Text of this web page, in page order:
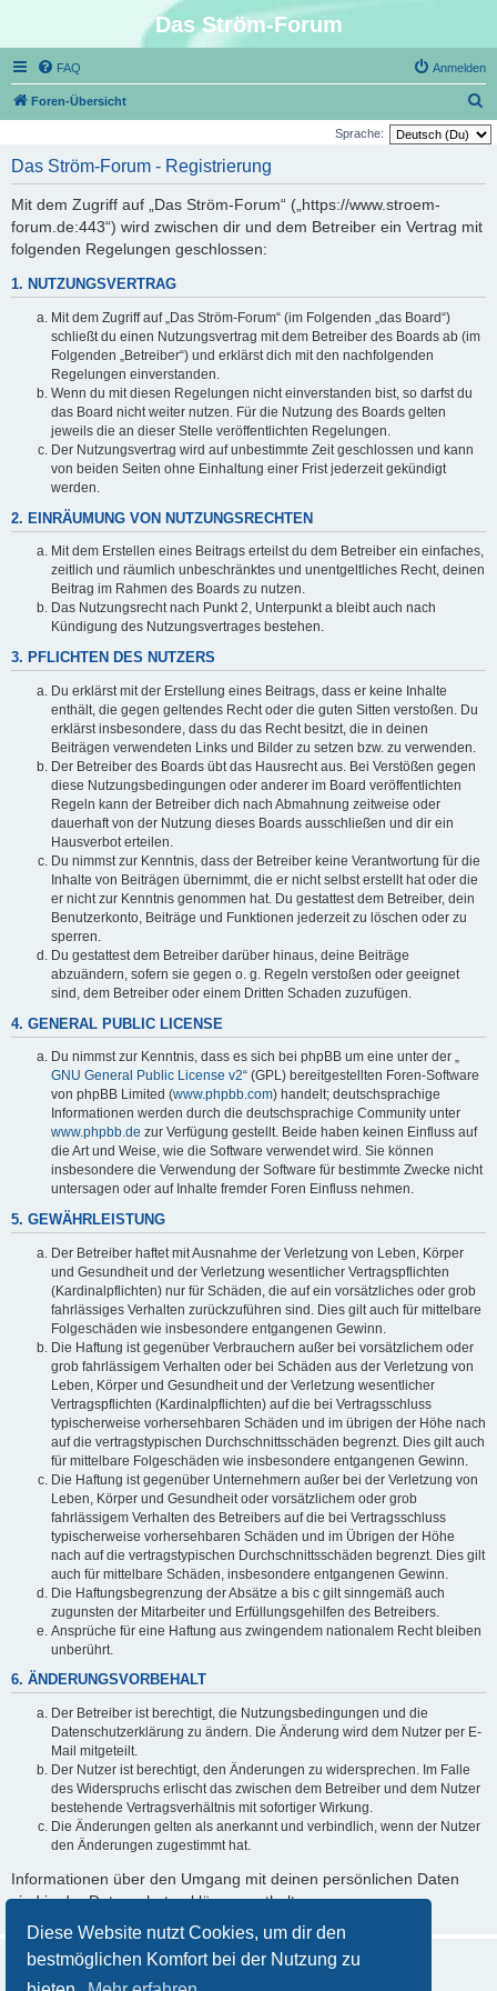
Diese Website nutzt Cookies, um dir den
bestmöglichen Komfort bei der Nutzung zu
Das Ström-Forum
FAQ Anmelden
Foren-Übersicht
u
Sprache:
Das Ström-Forum - Registrierung
Mit dem Zugriff auf „Das Ström-Forum“ („https://www.stroem-
forum.de:443“) wird zwischen dir und dem Betreiber ein Vertrag mit
folgenden Regelungen geschlossen:
1. NUTZUNGSVERTRAG
Mit dem Zugriff auf „Das Ström-Forum“ (im Folgenden „das Board“)
schließt du einen Nutzungsvertrag mit dem Betreiber des Boards ab (im
Folgenden „Betreiber“) und erklärst dich mit den nachfolgenden
Regelungen einverstanden.
Wenn du mit diesen Regelungen nicht einverstanden bist, so darfst du
das Board nicht weiter nutzen. Für die Nutzung des Boards gelten
jeweils die an dieser Stelle veröffentlichten Regelungen.
Der Nutzungsvertrag wird auf unbestimmte Zeit geschlossen und kann
von beiden Seiten ohne Einhaltung einer Frist jederzeit gekündigt
werden.
2. EINRÄUMUNG VON NUTZUNGSRECHTEN
Mit dem Erstellen eines Beitrags erteilst du dem Betreiber ein einfaches,
zeitlich und räumlich unbeschränktes und unentgeltliches Recht, deinen
Beitrag im Rahmen des Boards zu nutzen.
Das Nutzungsrecht nach Punkt 2, Unterpunkt a bleibt auch nach
Kündigung des Nutzungsvertrages bestehen.
3. PFLICHTEN DES NUTZERS
Du erklärst mit der Erstellung eines Beitrags, dass er keine Inhalte
enthält, die gegen geltendes Recht oder die guten Sitten verstoßen. Du
erklärst insbesondere, dass du das Recht besitzt, die in deinen
Beiträgen verwendeten Links und Bilder zu setzen bzw. zu verwenden.
Der Betreiber des Boards übt das Hausrecht aus. Bei Verstößen gegen
diese Nutzungsbedingungen oder anderer im Board veröffentlichten
Regeln kann der Betreiber dich nach Abmahnung zeitweise oder
dauerhaft von der Nutzung dieses Boards ausschließen und dir ein
Hausverbot erteilen.
Du nimmst zur Kenntnis, dass der Betreiber keine Verantwortung für die
Inhalte von Beiträgen übernimmt, die er nicht selbst erstellt hat oder die
er nicht zur Kenntnis genommen hat. Du gestattest dem Betreiber, dein
Benutzerkonto, Beiträge und Funktionen jederzeit zu löschen oder zu
sperren.
Du gestattest dem Betreiber darüber hinaus, deine Beiträge
abzuändern, sofern sie gegen o. g. Regeln verstoßen oder geeignet
sind, dem Betreiber oder einem Dritten Schaden zuzufügen.
4. GENERAL PUBLIC LICENSE
Du nimmst zur Kenntnis, dass es sich bei phpBB um eine unter der „
GNU General Public License v2“ (GPL) bereitgestellten Foren-Software
von phpBB Limited (www.phpbb.com) handelt; deutschsprachige
Informationen werden durch die deutschsprachige Community unter
www.phpbb.de zur Verfügung gestellt. Beide haben keinen Einfluss auf
die Art und Weise, wie die Software verwendet wird. Sie können
insbesondere die Verwendung der Software für bestimmte Zwecke nicht
untersagen oder auf Inhalte fremder Foren Einfluss nehmen.
5. GEWÄHRLEISTUNG
Der Betreiber haftet mit Ausnahme der Verletzung von Leben, Körper
und Gesundheit und der Verletzung wesentlicher Vertragspflichten
(Kardinalpflichten) nur für Schäden, die auf ein vorsätzliches oder grob
fahrlässiges Verhalten zurückzuführen sind. Dies gilt auch für mittelbare
Folgeschäden wie insbesondere entgangenen Gewinn.
Die Haftung ist gegenüber Verbrauchern außer bei vorsätzlichem oder
grob fahrlässigem Verhalten oder bei Schäden aus der Verletzung von
Leben, Körper und Gesundheit und der Verletzung wesentlicher
Vertragspflichten (Kardinalpflichten) auf die bei Vertragsschluss
typischerweise vorhersehbaren Schäden und im übrigen der Höhe nach
auf die vertragstypischen Durchschnittsschäden begrenzt. Dies gilt auch
für mittelbare Folgeschäden wie insbesondere entgangenen Gewinn.
Die Haftung ist gegenüber Unternehmern außer bei der Verletzung von
Leben, Körper und Gesundheit oder vorsätzlichem oder grob
fahrlässigem Verhalten des Betreibers auf die bei Vertragsschluss
typischerweise vorhersehbaren Schäden und im Übrigen der Höhe
nach auf die vertragstypischen Durchschnittsschäden begrenzt. Dies gilt
auch für mittelbare Schäden, insbesondere entgangenen Gewinn.
Die Haftungsbegrenzung der Absätze a bis c gilt sinngemäß auch
zugunsten der Mitarbeiter und Erfüllungsgehilfen des Betreibers.
Ansprüche für eine Haftung aus zwingendem nationalem Recht bleiben
unberührt.
6. ÄNDERUNGSVORBEHALT
Der Betreiber ist berechtigt, die Nutzungsbedingungen und die
Datenschutzerklärung zu ändern. Die Änderung wird dem Nutzer per E-
Mail mitgeteilt.
Der Nutzer ist berechtigt, den Änderungen zu widersprechen. Im Falle
des Widerspruchs erlischt das zwischen dem Betreiber und dem Nutzer
bestehende Vertragsverhältnis mit sofortiger Wirkung.
Die Änderungen gelten als anerkannt und verbindlich, wenn der Nutzer
den Änderungen zugestimmt hat.
Informationen über den Umgang mit deinen persönlichen Daten
sind in der Datenschutzerklärung enthalten.